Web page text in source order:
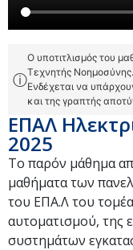
ⓘ
Ο υποτιτλισμός του
Τεχνητής Νοημοσύνης.
Ενδέχεται να
και της γραπτής
ΕΠΑΛ
2025
Το παρόν μάθημα
μαθήματα των
του ΕΠΑ.Λ του
αυτοματισμού, της
συστημάτων